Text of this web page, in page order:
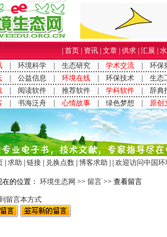
首页 资讯 文章 供求 汇展
求助 链接 兑换点数 博客求助 欢迎访问中国
在的位置： 环境生态网 >> 留言 >> 查看留言
留言本方式